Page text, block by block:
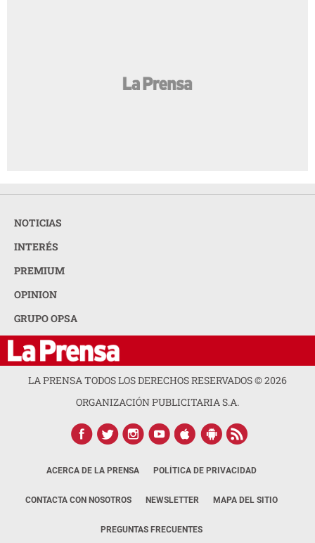
NOTICIAS
INTERÉS
PREMIUM
OPINION
GRUPO OPSA
LA PRENSA TODOS LOS DERECHOS RESERVADOS ©2026
ORGANIZACIÓN PUBLICITARIA S.A.
ACERCA DE LA PRENSA POLÍTICA DE PRIVACIDAD
CONTACTA CON NOSOTROS NEWSLETTER MAPA DEL SITIO
PREGUNTAS FRECUENTES